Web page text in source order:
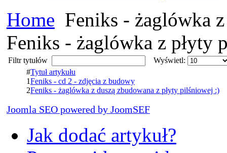
Home Feniks - żaglówka
Feniks - żaglówka z płyty
Filtr tytułów
Wyświetl:
#Tytuł artykułu
1Feniks - cd 2 - zdjęcia z budowy
2Feniks - żaglówka z duszą zbudowana z płyty pilśniowej :)
Joomla SEO powered by JoomSEF
Jak dodać artykuł?